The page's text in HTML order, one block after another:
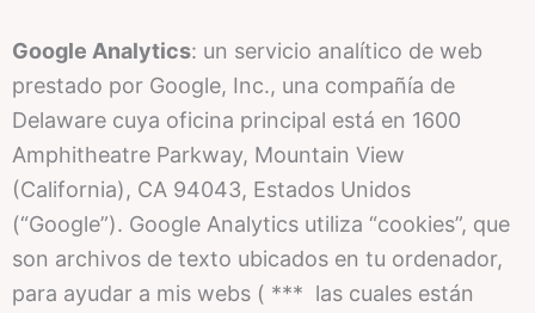
Google Analytics: un servicio analítico de web
prestado por Google, Inc., una compañía de
Delaware cuya oficina principal está en 1600
Amphitheatre Parkway, Mountain View
(California), CA 94043, Estados Unidos
(“Google”). Google Analytics utiliza “cookies”, que
son archivos de texto ubicados en tu ordenador,
para ayudar a mis webs ( *** las cuales están